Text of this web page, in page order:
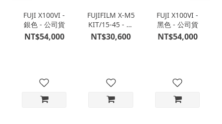
FUJI X100VI -
銀色 - 公司貨
NT$54,000
FUJIFILM X-M5
KIT/15-45 - 黑
色 - 公司貨
NT$30,600
FUJI X100VI -
黑色 - 公司貨
NT$54,000